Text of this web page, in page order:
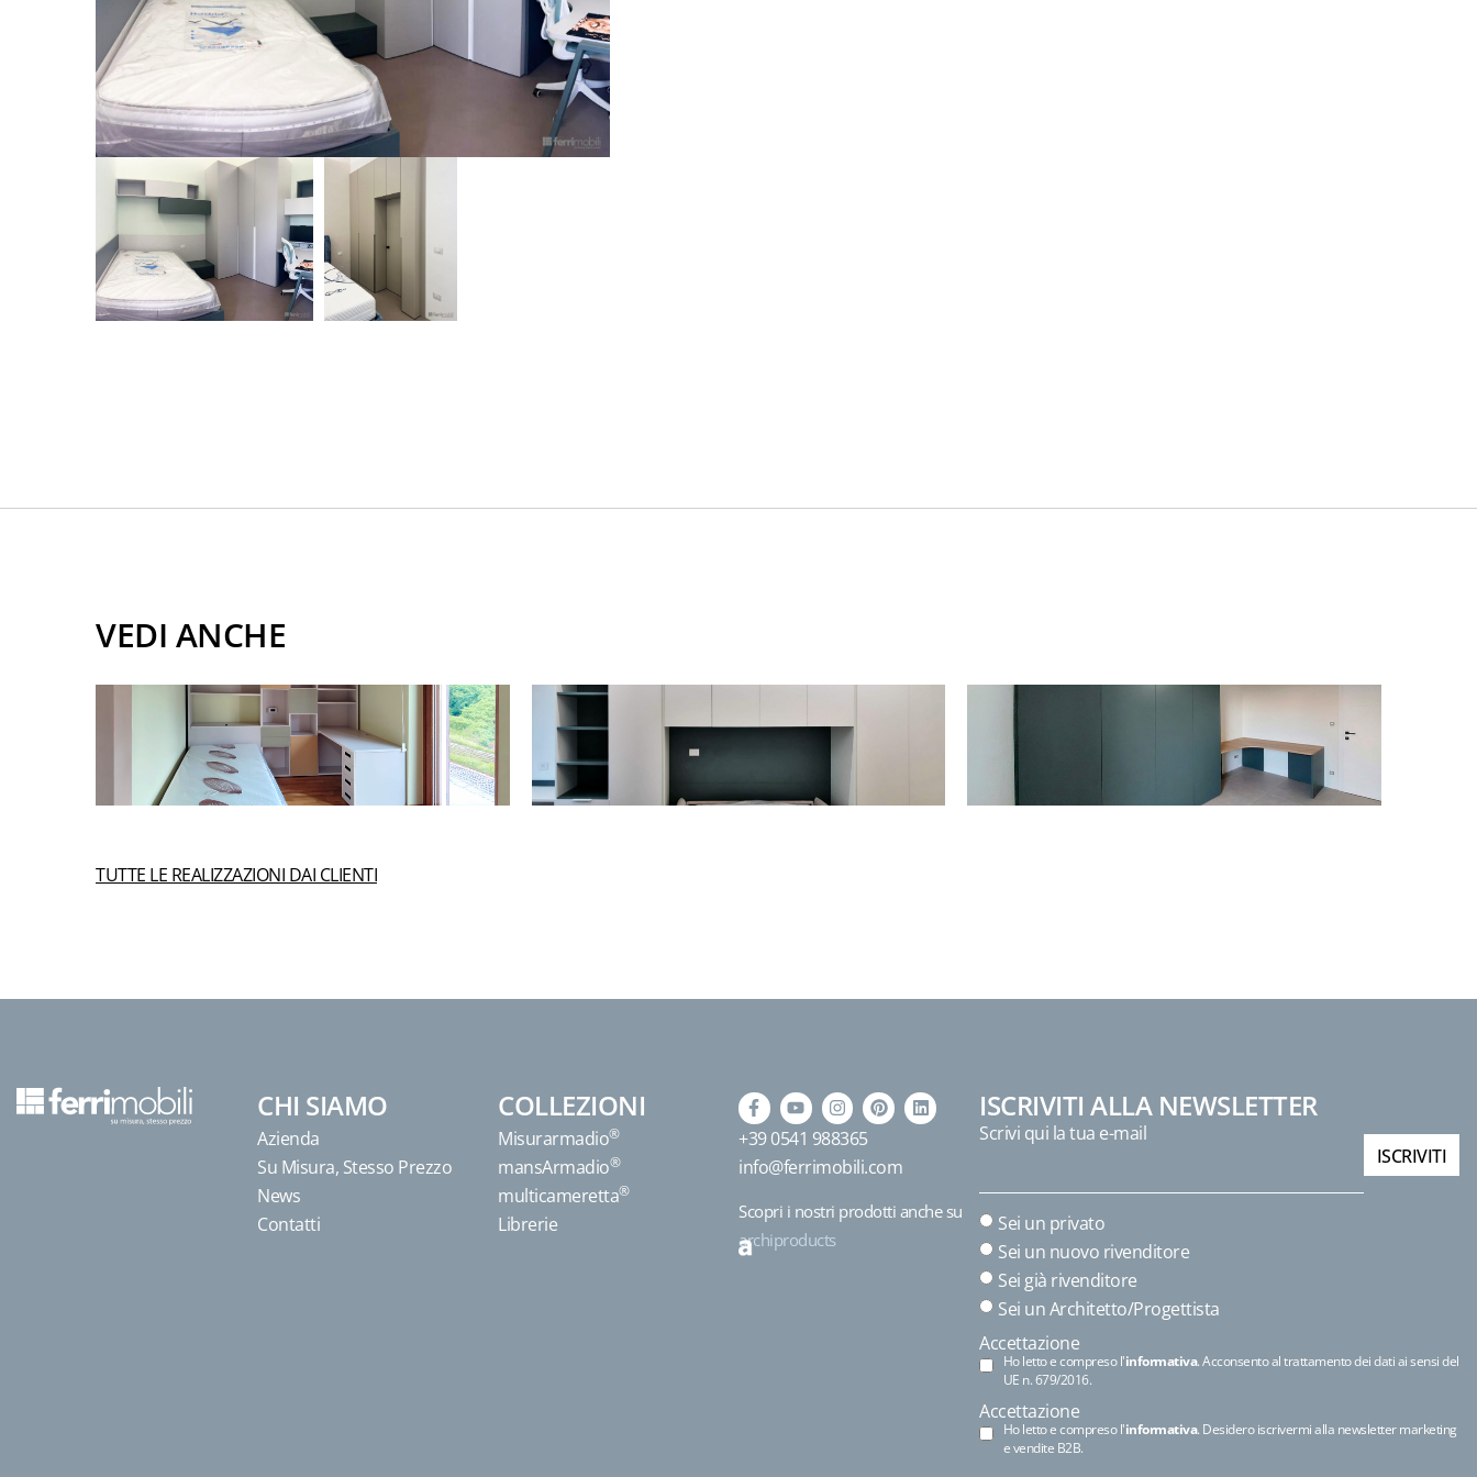
VEDI ANCHE
TUTTE LE REALIZZAZIONI DAI CLIENTI
CHI SIAMO
Azienda
Su Misura, Stesso Prezzo
News
Contatti
COLLEZIONI
Misurarmadio®
mansArmadio®
multicameretta®
Librerie
+39 0541 988365
info@ferrimobili.com
Scopri i nostri prodotti anche su
archiproducts
ISCRIVITI ALLA NEWSLETTER
Scrivi qui la tua e-mail
Sei un privato
Sei un nuovo rivenditore
Sei già rivenditore
Sei un Architetto/Progettista
Accettazione
Ho letto e compreso l'informativa. Acconsento al trattamento dei dati ai sensi del
UE n. 679/2016.
Accettazione
Ho letto e compreso l'informativa. Desidero iscrivermi alla newsletter marketing
e vendite B2B.
ISCRIVITI